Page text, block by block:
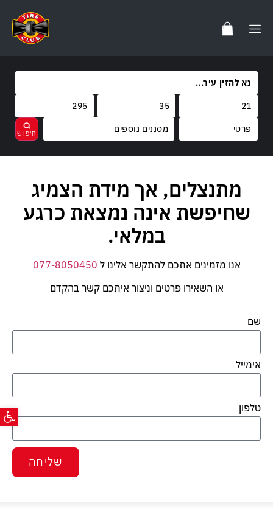
פתח
מסננים נוספים
קוד משקל
קוד מהירות
נקה בחר
מתנצלים, אך מידת הצמיג
שחיפשת אינה נמצאת כרגע
במלאי.
אנו מזמינים אתכם להתקשר אלינו ל 077-8050450
או השאירו פרטים וניצור איתכם קשר בהקדם
שם
אימייל
טלפון
שליחה